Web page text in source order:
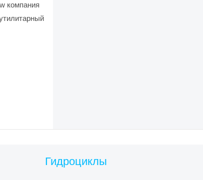
компания
Гидроциклы